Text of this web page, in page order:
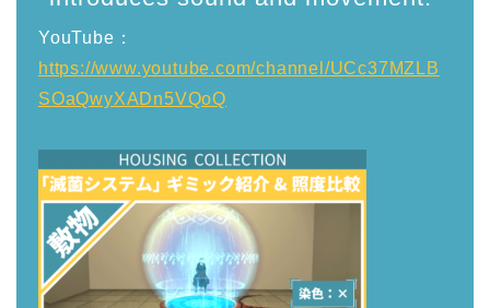
YouTube：
https://www.youtube.com/channel/UCc37MZLB
SOaQwyXADn5VQoQ